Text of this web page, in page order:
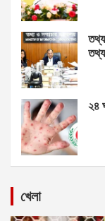
২৪
খেলা